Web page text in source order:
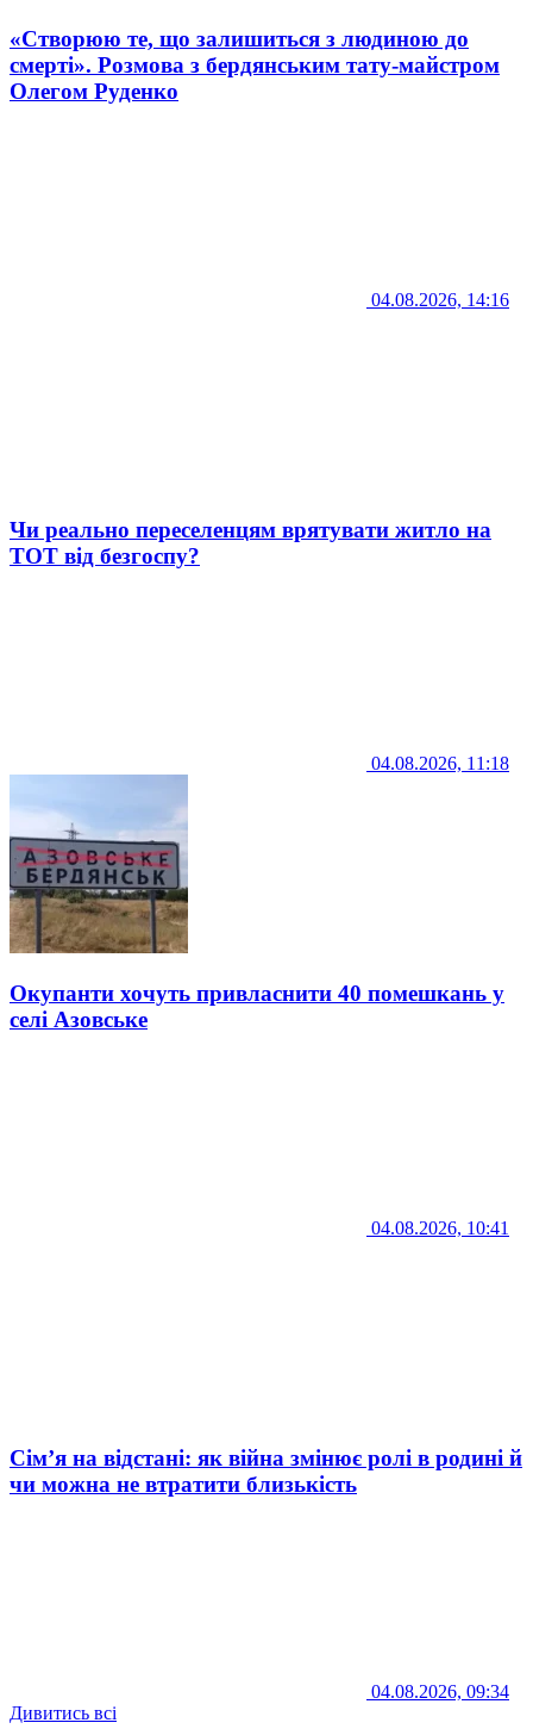
«Створюю те, що залишиться з людиною до
смерті». Розмова з бердянським тату-майстром
Олегом Руденко
04.08.2026, 14:16
Чи реально переселенцям врятувати житло на
ТОТ від безгоспу?
04.08.2026, 11:18
Окупанти хочуть привласнити 40 помешкань у
селі Азовське
04.08.2026, 10:41
Сім’я на відстані: як війна змінює ролі в родині й
чи можна не втратити близькість
04.08.2026, 09:34
Дивитись всі